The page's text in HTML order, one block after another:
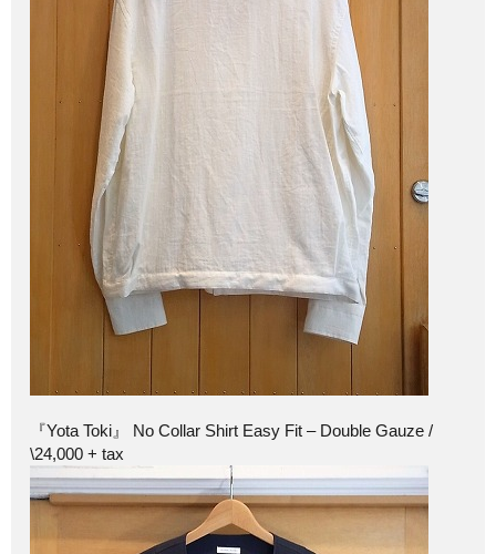
『Yota Toki』 No Collar Shirt Easy Fit – Double Gauze /
\24,000 + tax